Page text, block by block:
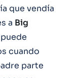
que vendía
a Big
cuando
parte